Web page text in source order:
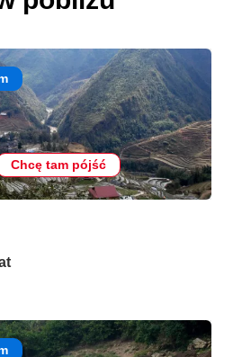
Chcę tam pójść